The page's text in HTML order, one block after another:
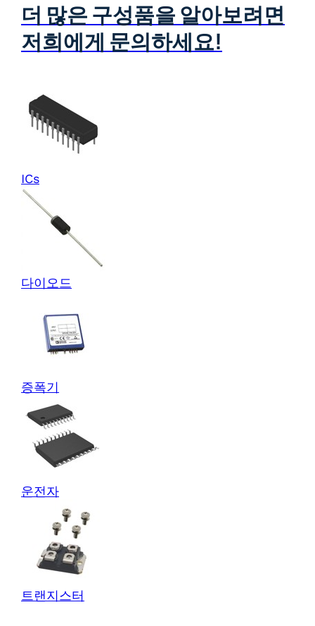
더 많은 구성품을 알아보려면
저희에게 문의하세요!
ICs
다이오드
증폭기
운전자
트랜지스터